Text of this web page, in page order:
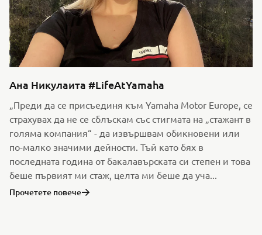
Ана Никулаита #LifeAtYamaha
„Преди да се присъединя към Yamaha Motor Europe, се
страхувах да не се сблъскам със стигмата на „стажант в
голяма компания“ - да извършвам обикновени или
по-малко значими дейности. Тъй като бях в
последната година от бакалавърската си степен и това
беше първият ми стаж, целта ми беше да уча...
Прочетете повече